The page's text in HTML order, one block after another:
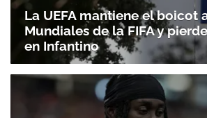
La UEFA mantiene el boicot
Mundiales de la FIFA y
en Infantino